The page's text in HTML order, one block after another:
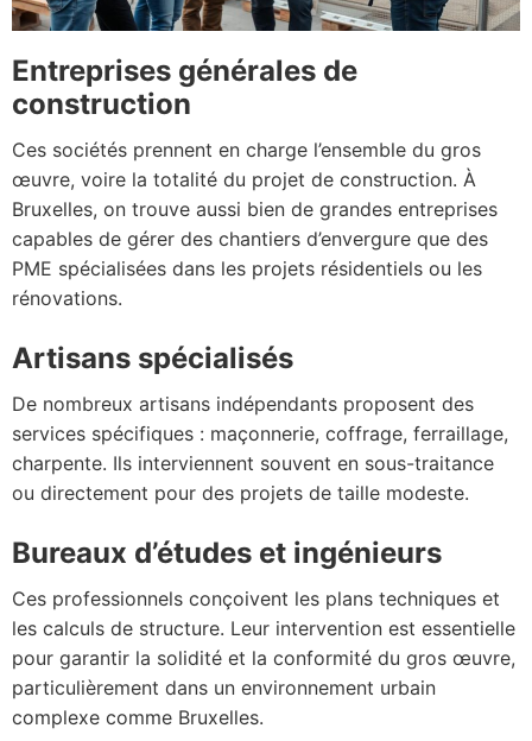
Entreprises générales de
construction
Ces sociétés prennent en charge l’ensemble du gros
œuvre, voire la totalité du projet de construction. À
Bruxelles, on trouve aussi bien de grandes entreprises
capables de gérer des chantiers d’envergure que des
PME spécialisées dans les projets résidentiels ou les
rénovations.
Artisans spécialisés
De nombreux artisans indépendants proposent des
services spécifiques : maçonnerie, coffrage, ferraillage,
charpente. Ils interviennent souvent en sous-traitance
ou directement pour des projets de taille modeste.
Bureaux d’études et ingénieurs
Ces professionnels conçoivent les plans techniques et
les calculs de structure. Leur intervention est essentielle
pour garantir la solidité et la conformité du gros œuvre,
particulièrement dans un environnement urbain
complexe comme Bruxelles.